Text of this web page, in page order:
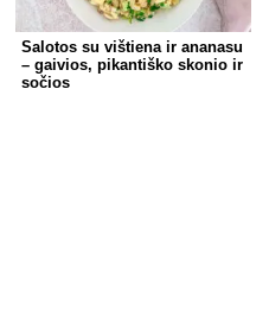
Salotos su vištiena ir ananasu
– gaivios, pikantiško skonio ir
sočios